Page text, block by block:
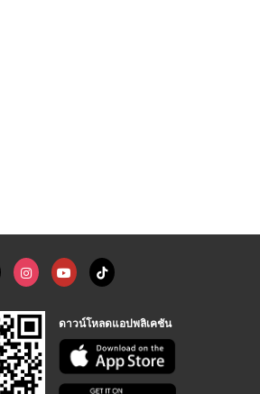
ดาวน์โหลดแอปพลิเคชัน